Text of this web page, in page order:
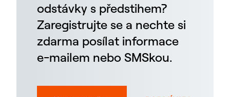
odstávky s předstihem?
Zaregistrujte se a nechte si
zdarma posílat informace
e-mailem nebo SMSkou.